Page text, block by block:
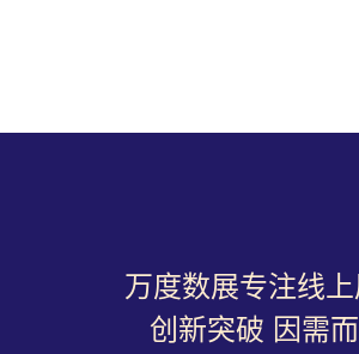
万度数展专注线
创新突破 因需